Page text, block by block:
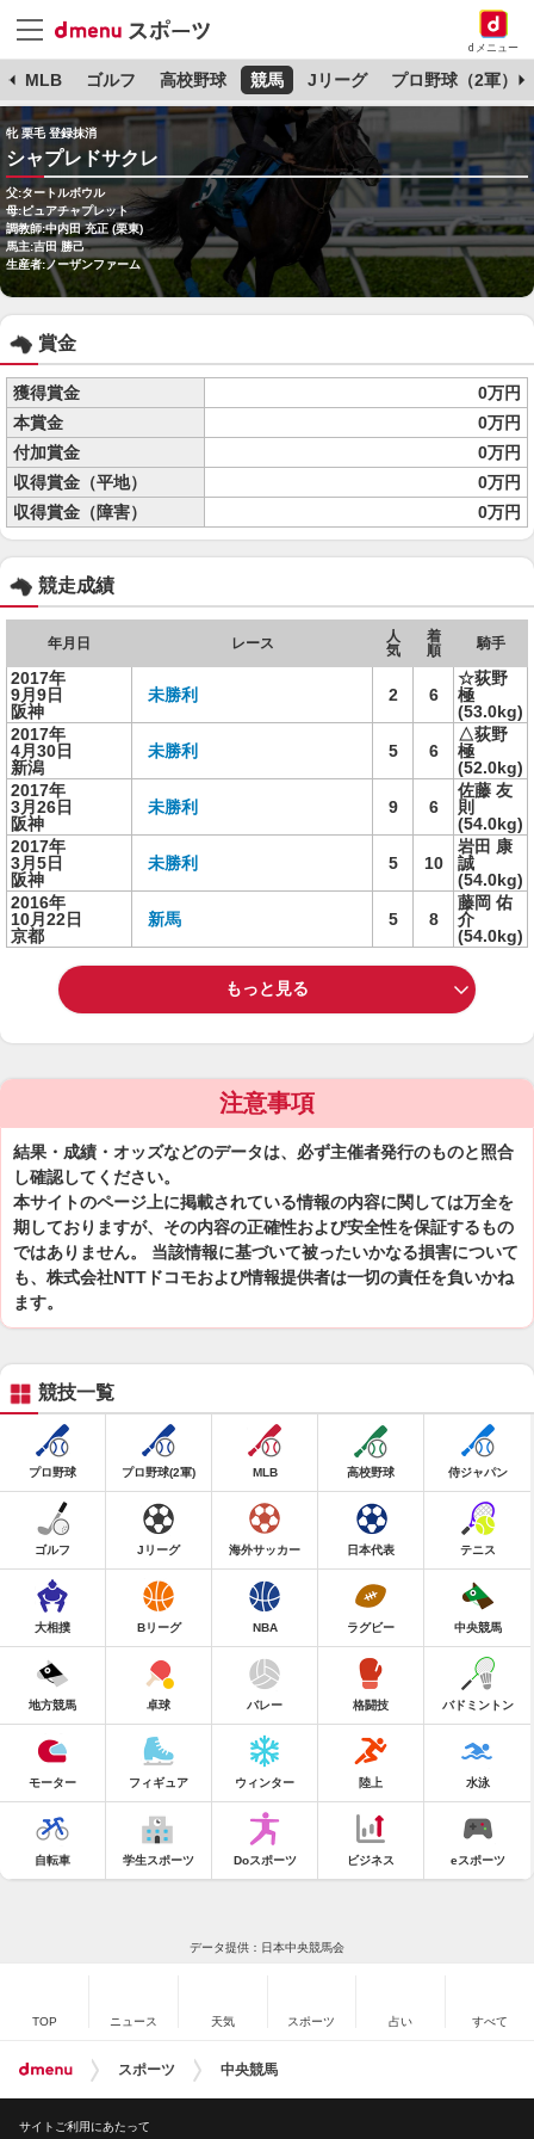
dメニュー
MLB ゴルフ 高校野球 競馬 Jリーグ プロ野球（2軍）
牝 栗毛 登録抹消
シャプレドサクレ
父:タートルボウル
母:ピュアチャプレット
調教師:中内田 充正 (栗東)
馬主:吉田 勝己
生産者:ノーザンファーム
賞金
獲得賞金
0万円
本賞金
0万円
付加賞金
0万円
収得賞金（平地）
0万円
収得賞金（障害）
0万円
競走成績
年月日 レース
人
気
着
順
騎手
2017年
9月9日
阪神
未勝利 2 6
☆荻野
極
(53.0kg)
2017年
4月30日
新潟
未勝利 5 6
△荻野
極
(52.0kg)
2017年
3月26日
阪神
未勝利 9 6
佐藤 友
則
(54.0kg)
2017年
3月5日
阪神
未勝利 5 10
岩田 康
誠
(54.0kg)
2016年
10月22日
京都
新馬 5 8
藤岡 佑
介
(54.0kg)
もっと見る
注意事項
結果・成績・オッズなどのデータは、必ず主催者発行のものと照合
し確認してください。
本サイトのページ上に掲載されている情報の内容に関しては万全を
期しておりますが、その内容の正確性および安全性を保証するもの
ではありません。 当該情報に基づいて被ったいかなる損害について
も、株式会社NTTドコモおよび情報提供者は一切の責任を負いかね
ます。
競技一覧
プロ野球 プロ野球(2軍) MLB 高校野球 侍ジャパン
ゴルフ Jリーグ 海外サッカー 日本代表 テニス
大相撲 Bリーグ NBA ラグビー 中央競馬
地方競馬 卓球 バレー 格闘技 バドミントン
モーター フィギュア ウィンター 陸上 水泳
自転車 学生スポーツ Doスポーツ ビジネス eスポーツ
データ提供：日本中央競馬会
TOP ニュース 天気 スポーツ 占い すべて
スポーツ 中央競馬
サイトご利用にあたって